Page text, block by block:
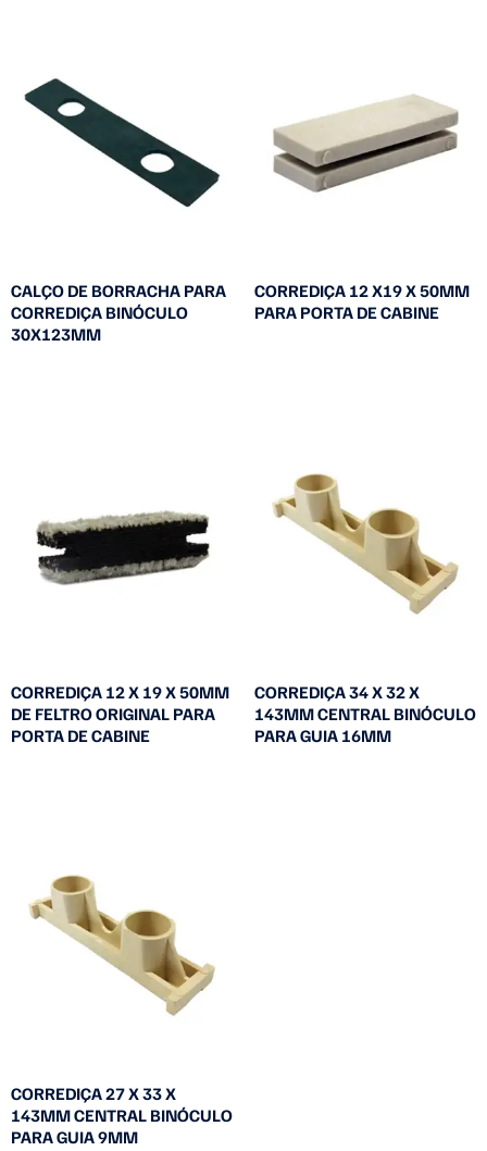
CALÇO DE BORRACHA PARA
CORREDIÇA BINÓCULO
30X123MM
CORREDIÇA 12 X19 X 50MM
PARA PORTA DE CABINE
CORREDIÇA 12 X 19 X 50MM
DE FELTRO ORIGINAL PARA
PORTA DE CABINE
CORREDIÇA 34 X 32 X
143MM CENTRAL BINÓCULO
PARA GUIA 16MM
CORREDIÇA 27 X 33 X
143MM CENTRAL BINÓCULO
PARA GUIA 9MM